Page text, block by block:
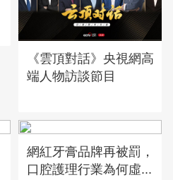
《雲頂對話》央視網高
端人物訪談節目
網紅牙膏品牌再被罰，
口腔護理行業為何虛...